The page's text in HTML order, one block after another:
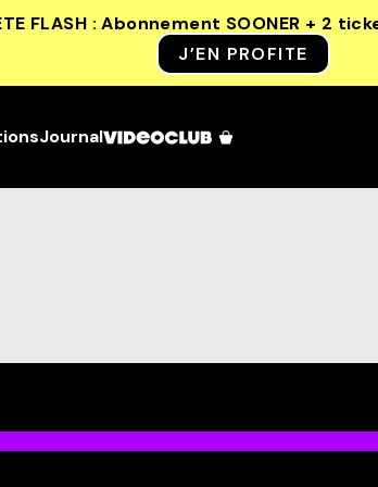
FLASH : Abonnement SOONER + 2
J’EN PROFITE
Journal